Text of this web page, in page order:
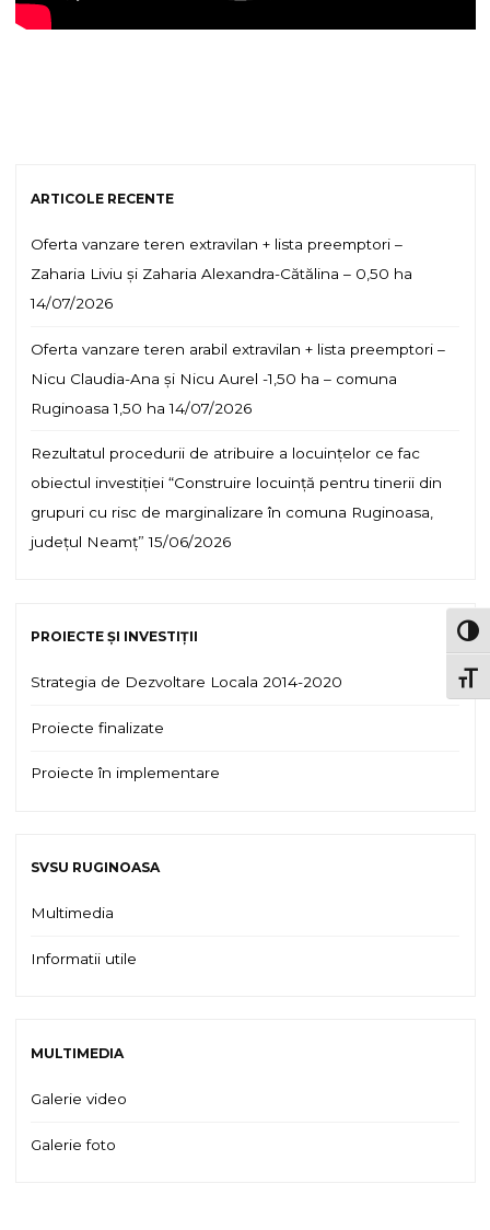
ARTICOLE RECENTE
Oferta vanzare teren extravilan + lista preemptori –
Zaharia Liviu și Zaharia Alexandra-Cătălina – 0,50 ha
14/07/2026
Oferta vanzare teren arabil extravilan + lista preemptori –
Nicu Claudia-Ana și Nicu Aurel -1,50 ha – comuna
Ruginoasa 1,50 ha 14/07/2026
Rezultatul procedurii de atribuire a locuințelor ce fac
obiectul investiției “Construire locuință pentru tinerii din
grupuri cu risc de marginalizare în comuna Ruginoasa,
județul Neamț” 15/06/2026
PROIECTE ȘI INVESTIȚII
Strategia de Dezvoltare Locala 2014-2020
Proiecte finalizate
Proiecte în implementare
SVSU RUGINOASA
Multimedia
Informatii utile
MULTIMEDIA
Galerie video
Galerie foto